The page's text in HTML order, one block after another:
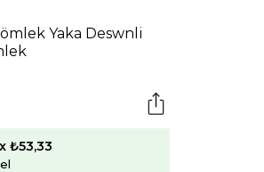
Yaka Deswnli
₺53,33